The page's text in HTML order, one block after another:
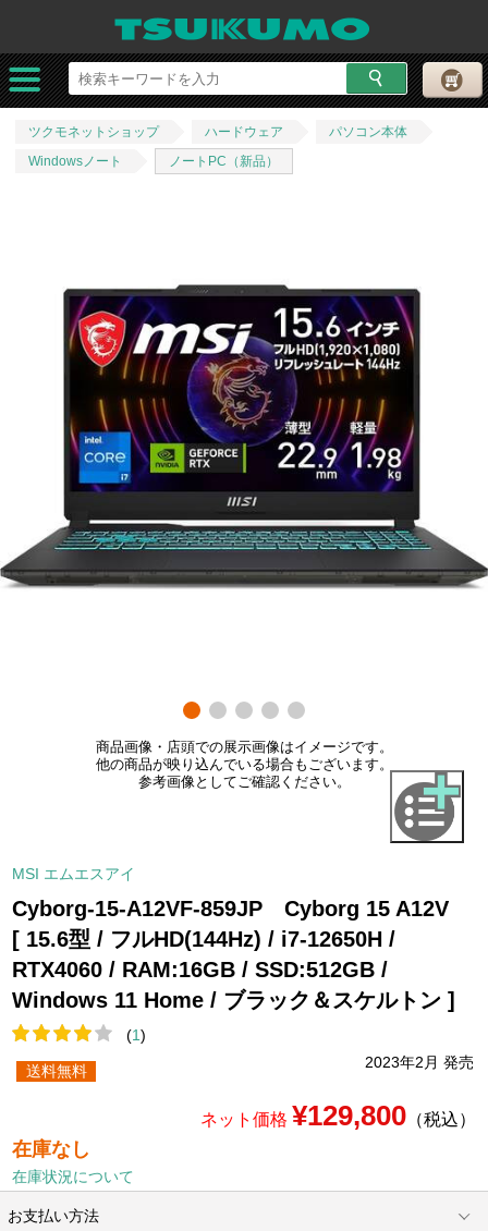
ツクモネットショップ ハードウェア
パソコン本体
Windowsノート
ノートPC（新品）
商品画像・店頭での展示画像はイメージです。
他の商品が映り込んでいる場合もございます。
参考画像としてご確認ください。
MSI エムエスアイ
Cyborg-15-A12VF-859JP Cyborg 15 A12V
[ 15.6型 / フルHD(144Hz) / i7-12650H /
RTX4060 / RAM:16GB / SSD:512GB /
Windows 11 Home / ブラック＆スケルトン ]
(1)
2023年2月 発売
送料無料
ネット価格 ¥129,800（税込）
在庫なし
在庫状況について
お支払い方法